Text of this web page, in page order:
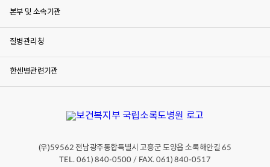
본부 및 소속기관
질병관리청
한센병관련기관
(우)59562 전남광주통합특별시 고흥군 도양읍 소록해안길65
TEL. 061) 840-0500 / FAX. 061) 840-0517